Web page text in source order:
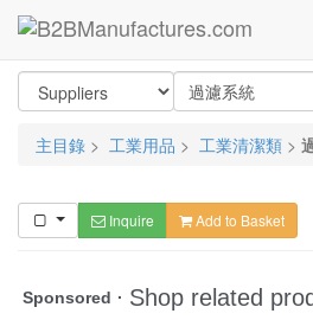
主目錄 > 工業用品 > 工業清潔類 >
Inquire Add to Basket